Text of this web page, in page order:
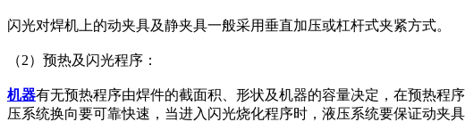
闪光对焊机上的动夹具及静夹具一般采用垂直加压或杠杆式夹紧方式。
（2）预热及闪光程序：
机器有无预热程序由焊件的截面积、形状及机器的容量决定，在预热程
压系统换向要可靠快速，当进入闪光烧化程序时，液压系统要保证动夹